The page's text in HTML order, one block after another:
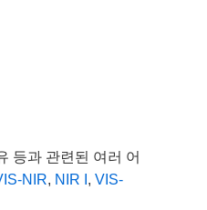
등과 관련된 여러 어
NIR, NIR I , VIS-